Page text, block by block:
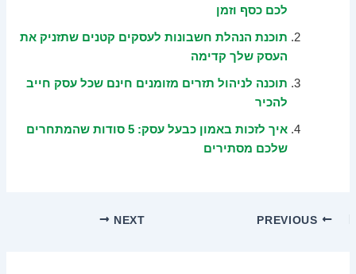
לכם כסף וזמן
תוכנת הנהלת חשבונות לעסקים קטנים שתזניק את
העסק שלך קדימה
תוכנה לניהול תזרים מזומנים חינם שכל עסק חייב
להכיר
איך לזכות באמון כבעל עסק: 5 סודות שהמתחרים
שלכם מסתירים
NEXT